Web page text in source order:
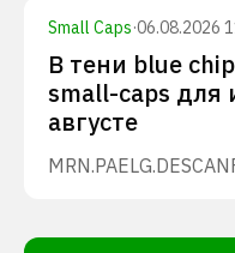
Small Caps·06.08.2026
В тени blue
small-caps для
августе
MRN.PAELG.DE